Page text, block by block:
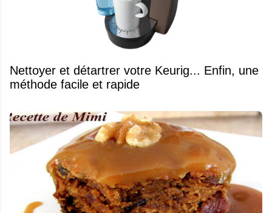
Nettoyer et détartrer votre Keurig... Enfin, une
méthode facile et rapide